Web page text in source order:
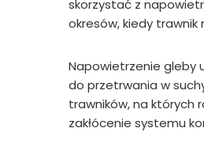
skorzystać z
okresów, kiedy
Napowietrzenie gleby
do przetrwania w
trawników, na których
zakłócenie systemu